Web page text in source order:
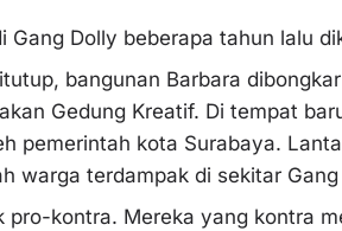
Dolly beberapa tahun lalu
bangunan Barbara
Gedung Kreatif. Di tempat
pemerintah kota Surabaya.
warga terdampak di sekitar Gang
kontra. Mereka yang kontra